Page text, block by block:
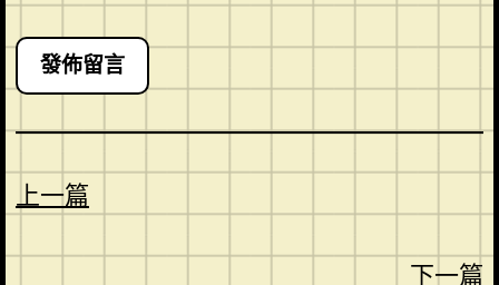
上一篇
下一篇